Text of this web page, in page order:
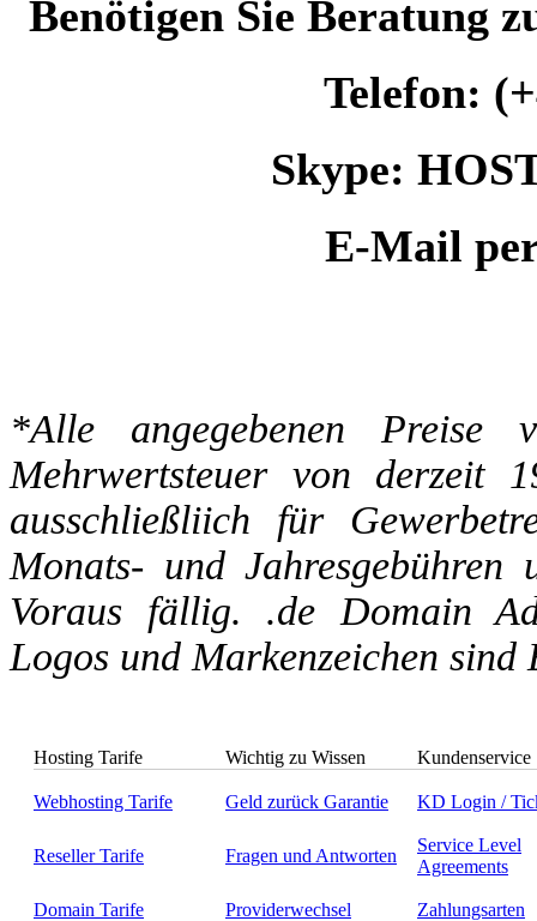
Benötigen Sie Beratung
Telefon:
Skype:
E-Mail
*Alle angegebenen Preise
Mehrwertsteuer von derzeit
ausschließliich für
Monats- und
Voraus fällig. .de Domain
Logos und Markenzeichen
Hosting Tarife Wichtig zu Wissen Kundenservice
Webhosting Tarife Geld zurück Garantie KD Login /
Reseller Tarife Fragen und Antworten
Service Level
Agreements
Domain Tarife Providerwechsel Zahlungsarten